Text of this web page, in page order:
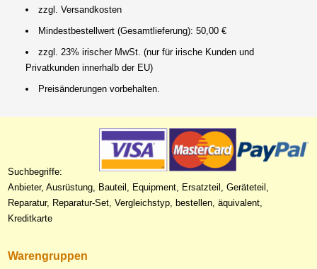
zzgl. Versandkosten
Mindestbestellwert (Gesamtlieferung): 50,00 €
zzgl. 23% irischer MwSt. (nur für irische Kunden und
Privatkunden innerhalb der EU)
Preisänderungen vorbehalten.
Suchbegriffe:
Anbieter, Ausrüstung, Bauteil, Equipment, Ersatzteil, Geräteteil,
Reparatur, Reparatur-Set, Vergleichstyp, bestellen, äquivalent,
Kreditkarte
Warengruppen